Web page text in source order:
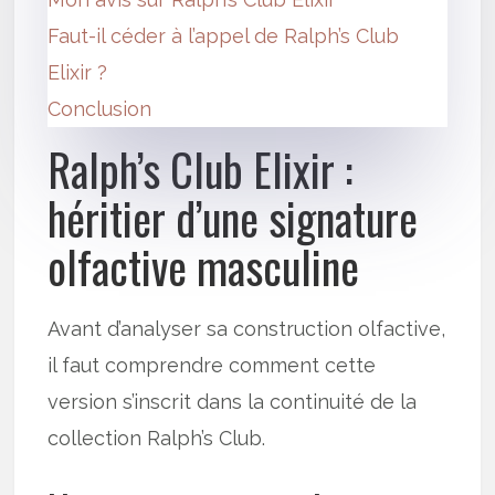
Faut-il céder à l’appel de Ralph’s Club
Elixir ?
Conclusion
Ralph’s Club Elixir :
héritier d’une signature
olfactive masculine
Avant d’analyser sa construction olfactive,
il faut comprendre comment cette
version s’inscrit dans la continuité de la
collection Ralph’s Club.